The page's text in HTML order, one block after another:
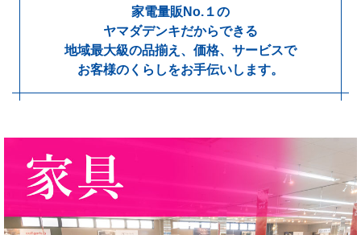
家電量販No.１の
ヤマダデンキだからできる
地域最大級の品揃え、価格、サービスで
お客様のくらしをお手伝いします。